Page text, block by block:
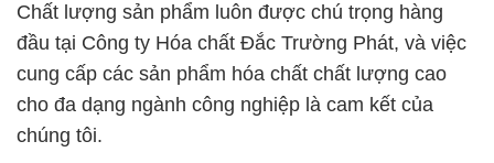
Chất lượng sản phẩm luôn được chú trọng hàng
đầu tại Công ty Hóa chất Đắc Trường Phát, và việc
cung cấp các sản phẩm hóa chất chất lượng cao
cho đa dạng ngành công nghiệp là cam kết của
chúng tôi.